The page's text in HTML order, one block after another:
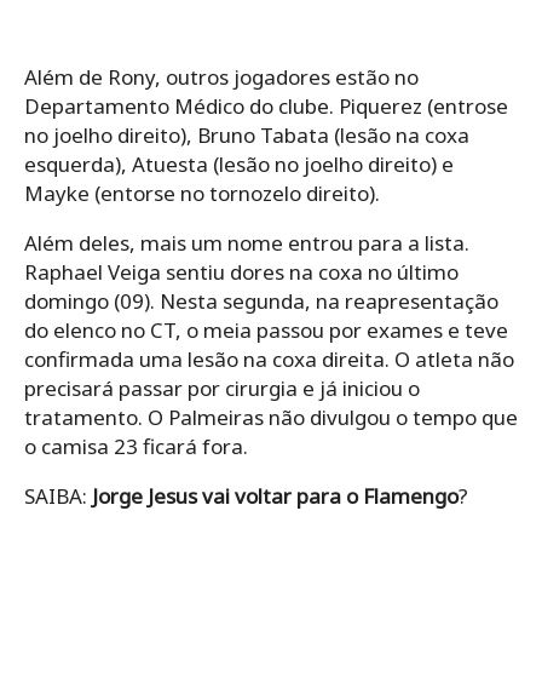
Além de Rony, outros jogadores estão no
Departamento Médico do clube. Piquerez (entrose
no joelho direito), Bruno Tabata (lesão na coxa
esquerda), Atuesta (lesão no joelho direito) e
Mayke (entorse no tornozelo direito).
Além deles, mais um nome entrou para a lista.
Raphael Veiga sentiu dores na coxa no último
domingo (09). Nesta segunda, na reapresentação
do elenco no CT, o meia passou por exames e teve
confirmada uma lesão na coxa direita. O atleta não
precisará passar por cirurgia e já iniciou o
tratamento. O Palmeiras não divulgou o tempo que
o camisa 23 ficará fora.
SAIBA: Jorge Jesus vai voltar para o Flamengo?